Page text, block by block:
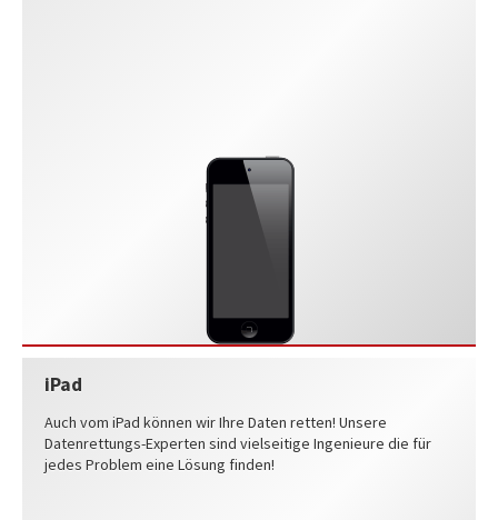
iPad
Auch vom iPad können wir Ihre Daten retten! Unsere
Datenrettungs-Experten sind vielseitige Ingenieure die für
jedes Problem eine Lösung finden!